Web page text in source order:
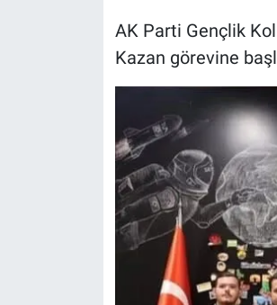
AK Parti Gençlik
Kazan görevine